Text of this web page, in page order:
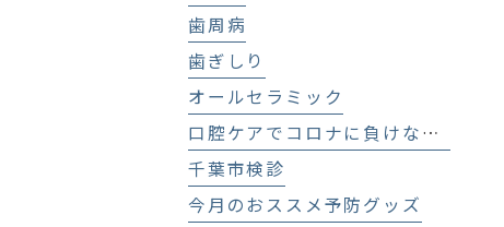
歯周病
歯ぎしり
オールセラミック
口腔ケアでコロナに負けない！
千葉市検診
今月のおススメ予防グッズ